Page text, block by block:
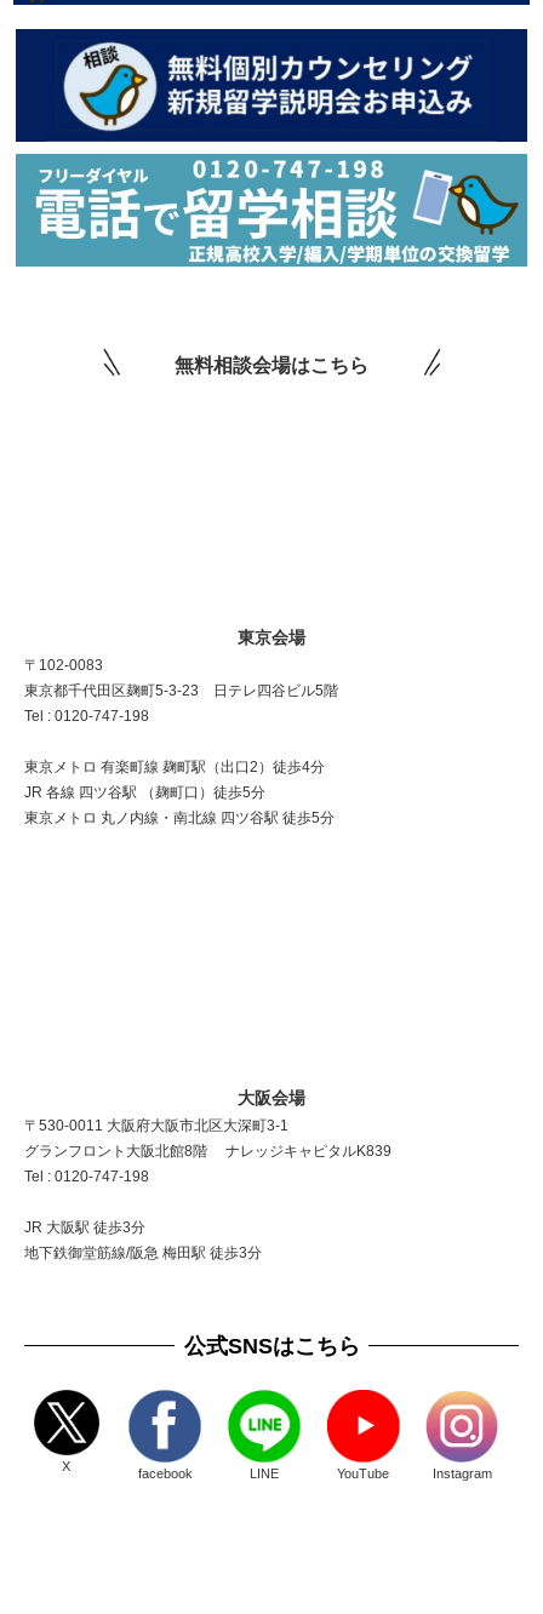
無料相談会場はこちら
東京会場
〒102-0083
東京都千代田区麹町5-3-23 日テレ四谷ビル5階
Tel : 0120-747-198
東京メトロ 有楽町線 麹町駅（出口2）徒歩4分
JR 各線 四ツ谷駅 （麹町口）徒歩5分
東京メトロ 丸ノ内線・南北線 四ツ谷駅 徒歩5分
大阪会場
〒530-0011 大阪府大阪市北区大深町3-1
グランフロント大阪北館8階 ナレッジキャピタルK839
Tel : 0120-747-198
JR 大阪駅 徒歩3分
地下鉄御堂筋線/阪急 梅田駅 徒歩3分
公式SNSはこちら
X facebook LINE YouTube Instagram